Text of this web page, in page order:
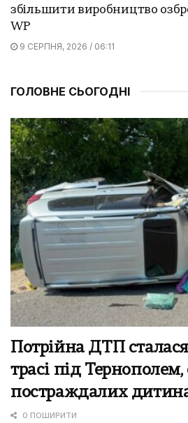
збільшити виробництво
WP
9 СЕРПНЯ, 2026 / 06:11
ГОЛОВНЕ СЬОГОДНІ
Потрійна ДТП
трасі під Тернополем,
постраждалих
0 ПОШИРИТИ